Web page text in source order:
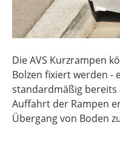
Die AVS Kurzrampen
Bolzen fixiert werden -
standardmäßig bereits
Auffahrt der Rampen
Übergang von Boden